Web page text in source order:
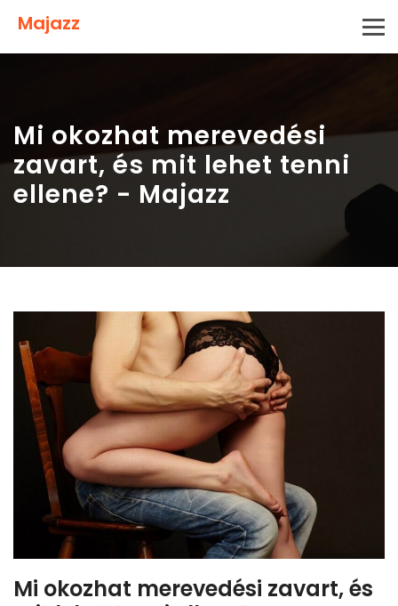
Majazz
Mi okozhat merevedési
zavart, és mit lehet tenni
ellene? - Majazz
Mi okozhat merevedési zavart, és